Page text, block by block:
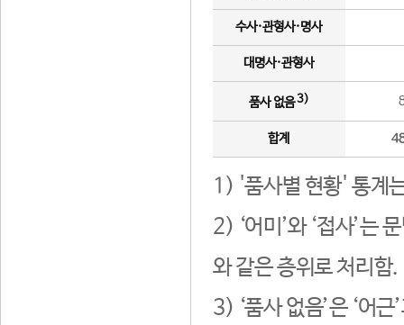
수사·관형사·명사
대명사·관형사
품사 없음3)
합계
1) '품사별 현황' 통계
2) ‘어미’와 ‘접사’는
와 같은 층위로 처리함.
3) ‘품사 없음’은 ‘어